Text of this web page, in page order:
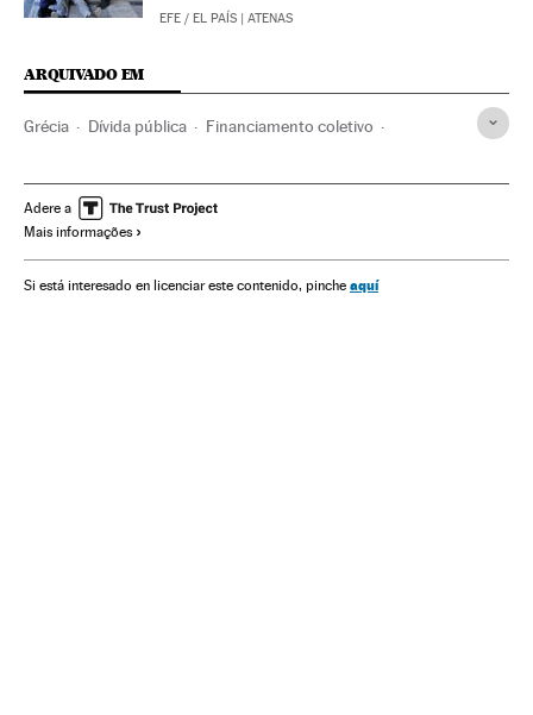
EFE / EL PAÍS | ATENAS
ARQUIVADO EM
Grécia Dívida pública Financiamento coletivo
Déficit público Europa Sul
Organizações internacionais
Relações exteriores Finanças Verne
Adere a
Mais informações
Si está interesado en licenciar este contenido, pinche aquí